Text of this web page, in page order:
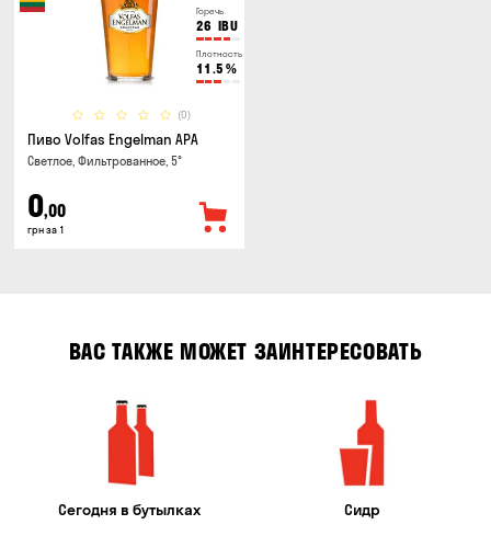
Горечь
26 IBU
Плотность
11.5 %
(0)
Пиво Volfas Engelman APA
Светлое, Фильтрованное, 5°
0,00
грн за 1
ВАС ТАКЖЕ МОЖЕТ ЗАИНТЕРЕСОВАТЬ
Сегодня в бутылках Сидр